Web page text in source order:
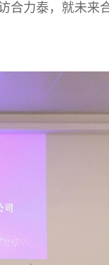
合力泰，就未来